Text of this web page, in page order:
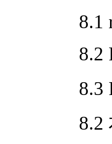
8.1
8.2
8.3
8.2